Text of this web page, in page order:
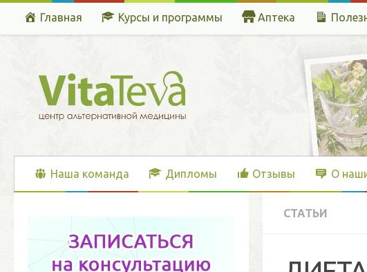
Перейти к содержимому
Главная Курсы и программы Аптека
Наша команда Дипломы Отзывы О
СТАТЬИ